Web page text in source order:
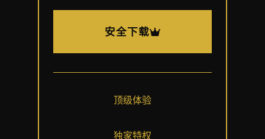
安全下载
顶级体验
独家特权